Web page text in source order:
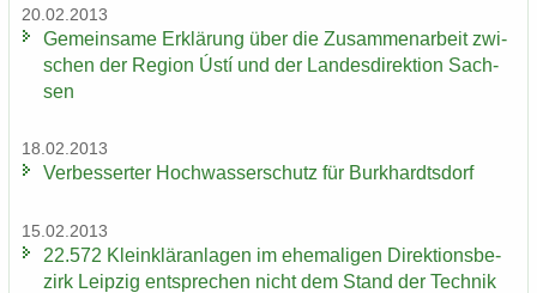
20.02.2013
Ge­mein­sa­me Er­klä­rung über die Zu­sam­men­ar­beit zwi­
schen der Re­gi­on Ústí und der Lan­des­di­rek­ti­on Sach­
sen
18.02.2013
Ver­bes­ser­ter Hoch­was­ser­schutz für Burk­hardts­dorf
15.02.2013
22.572 Klein­klär­an­la­gen im ehe­ma­li­gen Di­rek­ti­ons­be­
zirk Leip­zig ent­spre­chen nicht dem Stand der Tech­nik